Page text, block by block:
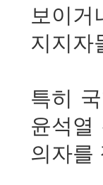
보이거
지지자
특히
윤석열
의자를